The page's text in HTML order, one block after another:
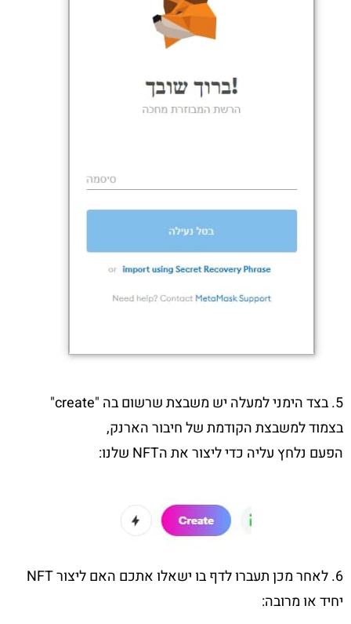
5. בצד הימני למעלה יש משבצת שרשום בה "create"
בצמוד למשבצת הקודמת של חיבור הארנק,
הפעם נלחץ עליה כדי ליצור את הNFT שלנו:
6. לאחר מכן תעברו לדף בו ישאלו אתכם האם ליצור NFT
יחיד או מרובה: